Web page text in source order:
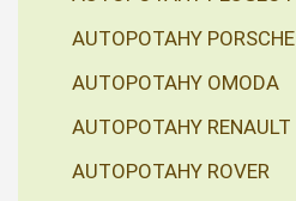
AUTOPOTAHY PORSCHE
AUTOPOTAHY OMODA
AUTOPOTAHY RENAULT
AUTOPOTAHY ROVER